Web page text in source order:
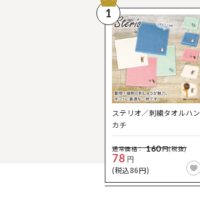
1
ステリオ／刺繍タオルハン
カチ
通常価格： 160円(税抜)
78 円
(税込86円)